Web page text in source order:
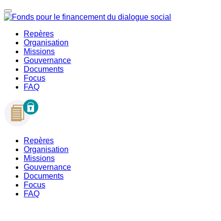
Repères
Organisation
Missions
Gouvernance
Documents
Focus
FAQ
Repères
Organisation
Missions
Gouvernance
Documents
Focus
FAQ